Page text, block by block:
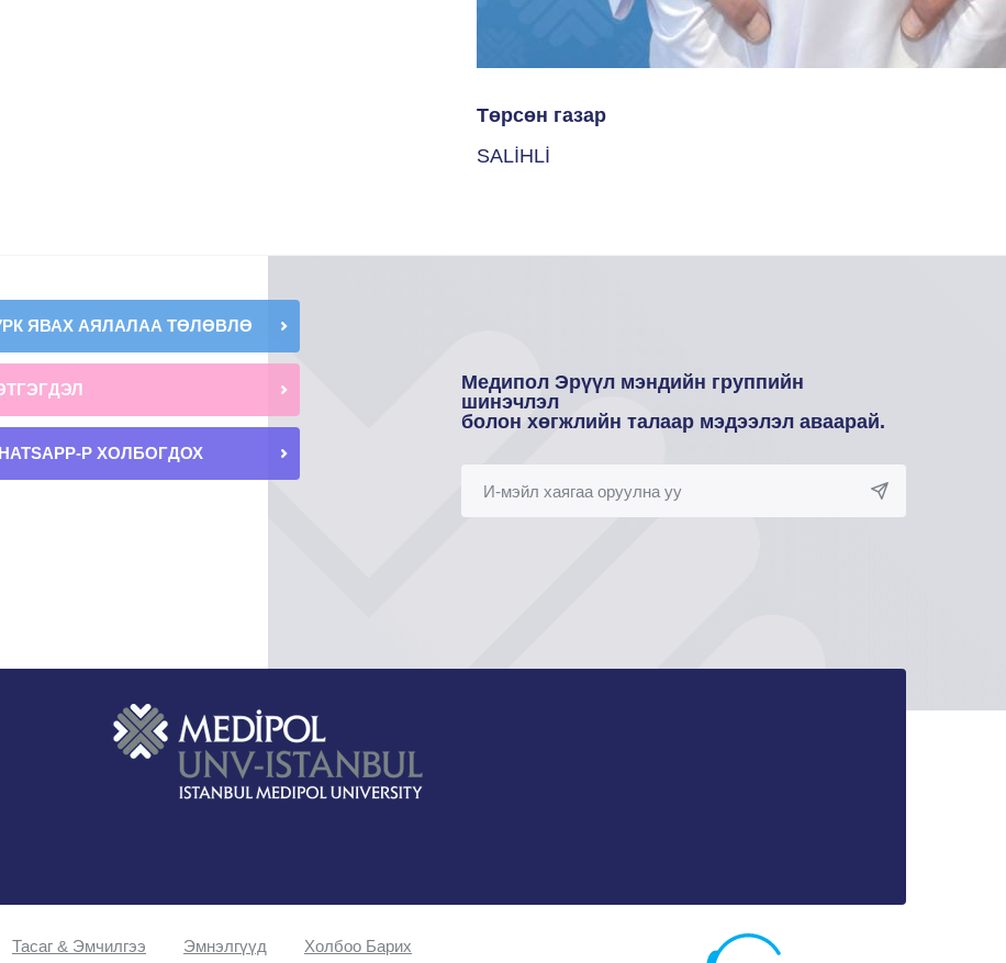
Төрсөн газар
SALİHLİ
ЯВАХ АЯЛАЛАА ТӨЛӨВЛӨ
Р ХОЛБОГДОХ
Медипол Эрүүл мэндийн группийн
шинэчлэл
болон хөгжлийн талаар мэдээлэл аваарай.
Тасаг & Эмчилгээ Эмнэлгүүд Холбоо Барих